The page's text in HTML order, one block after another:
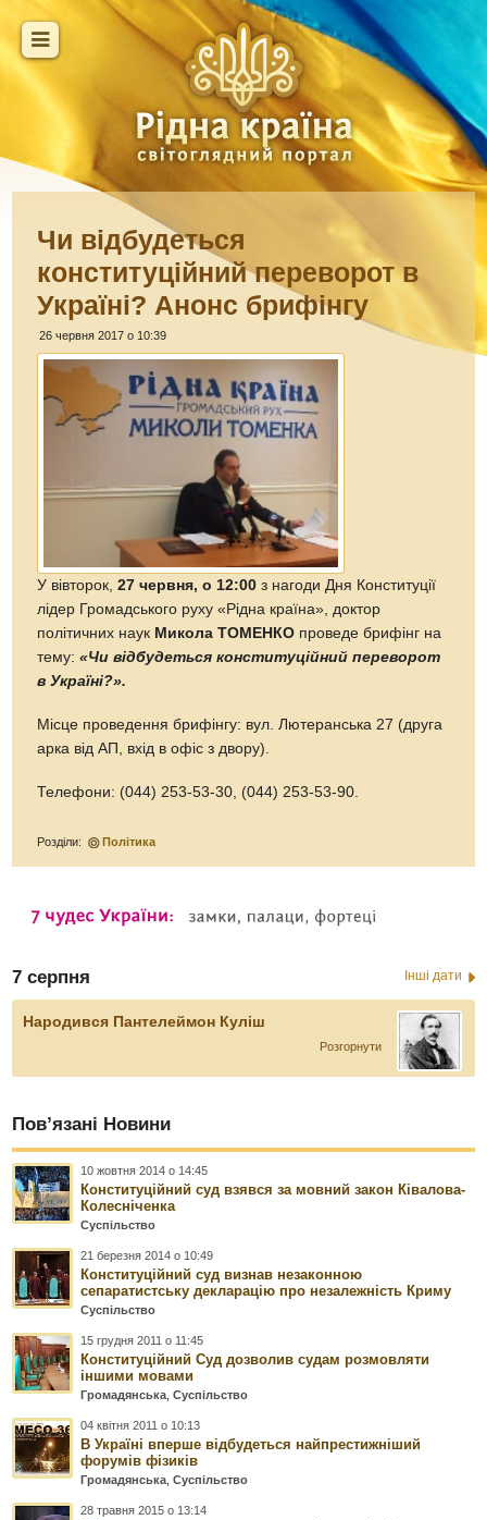
Чи відбудеться
конституційний переворот в
Україні? Анонс брифінгу
26 червня 2017 о 10:39
У вівторок,27 червня, о 12:00 з нагоди Дня Конституції
лідер Громадського руху «Рідна країна», доктор
політичних наук Микола ТОМЕНКО проведе брифінг на
тему:«Чи відбудеться конституційний переворот
в Україні?».
Місце проведення брифінгу: вул. Лютеранська 27 (друга
арка від АП, вхід в офіс з двору).
Телефони: (044) 253-53-30, (044) 253-53-90.
Розділи: Політика
7 серпня Інші дати
Народився Пантелеймон Куліш
Розгорнути
Пов’язані Новини
10 жовтня 2014 о 14:45
Конституційний суд взявся за мовний закон Ківалова-
Колесніченка
Суспільство
21 березня 2014 о 10:49
Конституційний суд визнав незаконною
сепаратистську декларацію про незалежність Криму
Суспільство
15 грудня 2011 о 11:45
Конституційний Суд дозволив судам розмовляти
іншими мовами
Громадянська ,Суспільство
04 квітня 2011 о 10:13
В Україні вперше відбудеться найпрестижніший
форумів фізиків
Громадянська ,Суспільство
28 травня 2015 о 13:14